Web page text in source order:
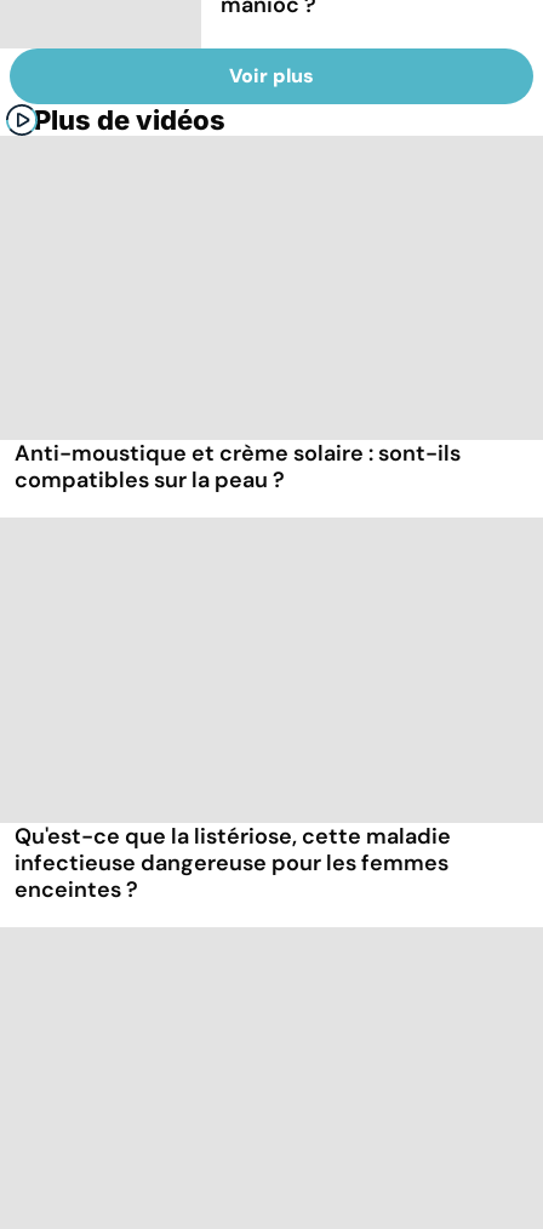
Voir plus
Plus de vidéos
Anti-moustique et crème solaire : sont-ils
compatibles sur la peau ?
Qu'est-ce que la listériose, cette maladie
infectieuse dangereuse pour les femmes
enceintes ?